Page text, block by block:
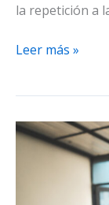
la repetición a
Diario
una
duda
Leer más »